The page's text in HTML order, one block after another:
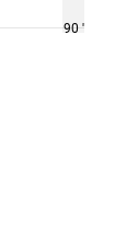
90 '